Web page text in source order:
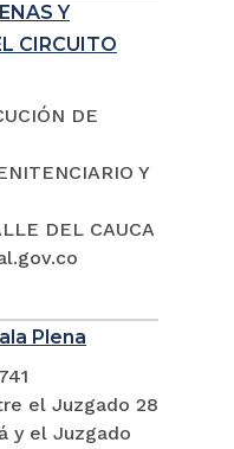
Y
CIRCUITO
DE
Y
DEL CAUCA
Plena
el Juzgado 28
y el Juzgado